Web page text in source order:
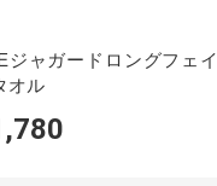
ジャガードロングフェイ
オル